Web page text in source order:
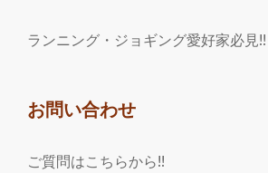
ランニング・ジョギング愛好家必見!!
お問い合わせ
ご質問はこちらから!!